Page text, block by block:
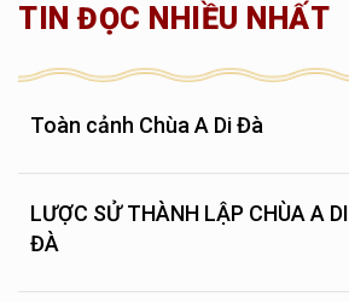
TIN ĐỌC NHIỀU NHẤT
Toàn cảnh Chùa A Di Đà
LƯỢC SỬ THÀNH LẬP CHÙA A DI
ĐÀ